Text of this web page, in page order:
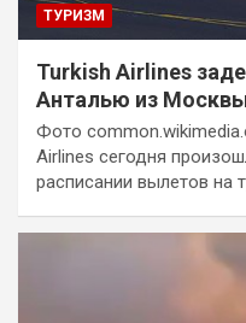
ТУРИЗМ
Turkish Airlines
Анталью из
Фото
Airlines сегодня
расписании вылетов на